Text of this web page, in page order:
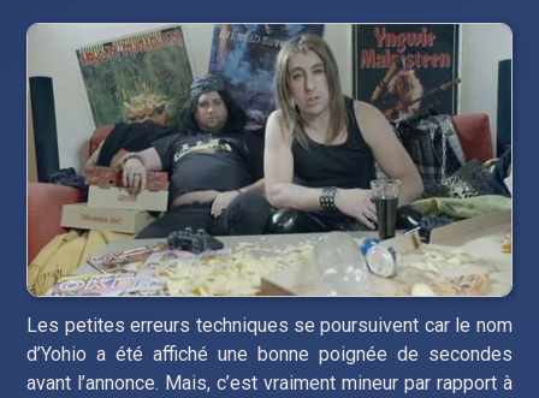
Les petites erreurs techniques se poursuivent car le nom
d’Yohio a été affiché une bonne poignée de secondes
avant l’annonce. Mais, c’est vraiment mineur par rapport à